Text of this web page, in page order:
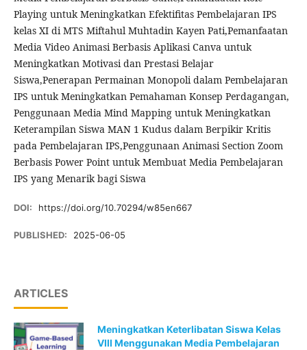
Playing untuk Meningkatkan Efektifitas Pembelajaran IPS
kelas XI di MTS Miftahul Muhtadin Kayen Pati,Pemanfaatan
Media Video Animasi Berbasis Aplikasi Canva untuk
Meningkatkan Motivasi dan Prestasi Belajar
Siswa,Penerapan Permainan Monopoli dalam Pembelajaran
IPS untuk Meningkatkan Pemahaman Konsep Perdagangan,
Penggunaan Media Mind Mapping untuk Meningkatkan
Keterampilan Siswa MAN 1 Kudus dalam Berpikir Kritis
pada Pembelajaran IPS,Penggunaan Animasi Section Zoom
Berbasis Power Point untuk Membuat Media Pembelajaran
IPS yang Menarik bagi Siswa
DOI: https://doi.org/10.70294/w85en667
PUBLISHED: 2025-06-05
ARTICLES
Meningkatkan Keterlibatan Siswa Kelas
VIII Menggunakan Media Pembelajaran